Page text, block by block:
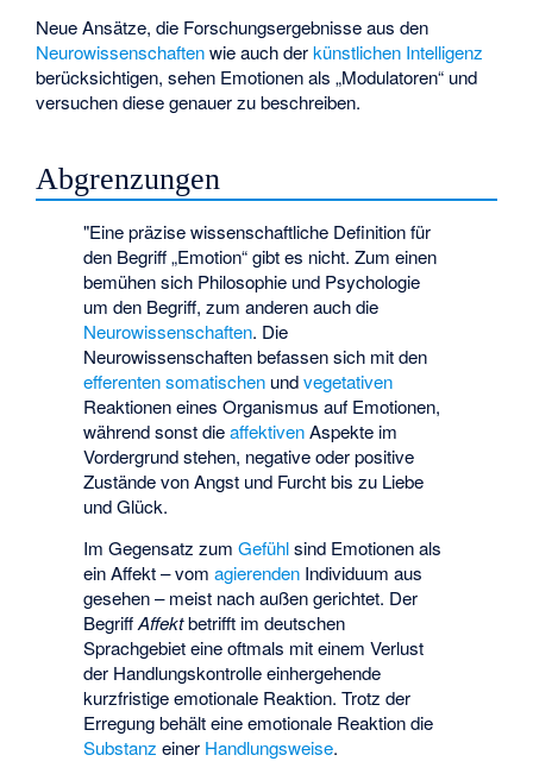
Neue Ansätze, die Forschungsergebnisse aus den
Neurowissenschaftenwie auch derkünstlichen Intelligenz
berücksichtigen, sehen Emotionen als „Modulatoren“ und
versuchen diese genauer zu beschreiben.
Abgrenzungen
"Eine präzise wissenschaftliche Definition für
den Begriff „Emotion“ gibt es nicht. Zum einen
bemühen sich Philosophie und Psychologie
um den Begriff, zum anderen auch die
Neurowissenschaften. Die
Neurowissenschaften befassen sich mit den
efferenten somatischen undvegetativen
Reaktionen eines Organismus auf Emotionen,
während sonst dieaffektivenAspekte im
Vordergrund stehen, negative oder positive
Zustände von Angst und Furcht bis zu Liebe
und Glück.
Im Gegensatz zumGefühlsind Emotionen als
ein Affekt – vomagierenden Individuum aus
gesehen – meist nach außen gerichtet. Der
BegriffAffektbetrifft im deutschen
Sprachgebiet eine oftmals mit einem Verlust
der Handlungskontrolle einhergehende
kurzfristige emotionale Reaktion. Trotz der
Erregung behält eine emotionale Reaktion die
Substanz einer Handlungsweise.